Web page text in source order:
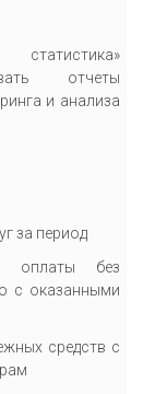
отчеты
и анализа
за период
оплаты без
с оказанными
средств с